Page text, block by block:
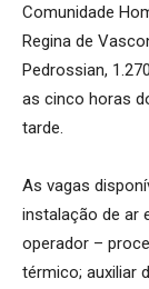
Comunidade
Regina de
Pedrossian,
as cinco horas
tarde.
As vagas
instalação de ar
operador –
térmico; auxiliar